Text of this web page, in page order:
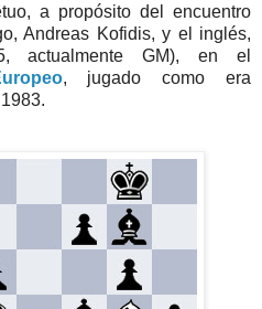
a propósito del encuentro
Andreas Kofidis, y el inglés,
actualmente GM), en el
, jugado como era